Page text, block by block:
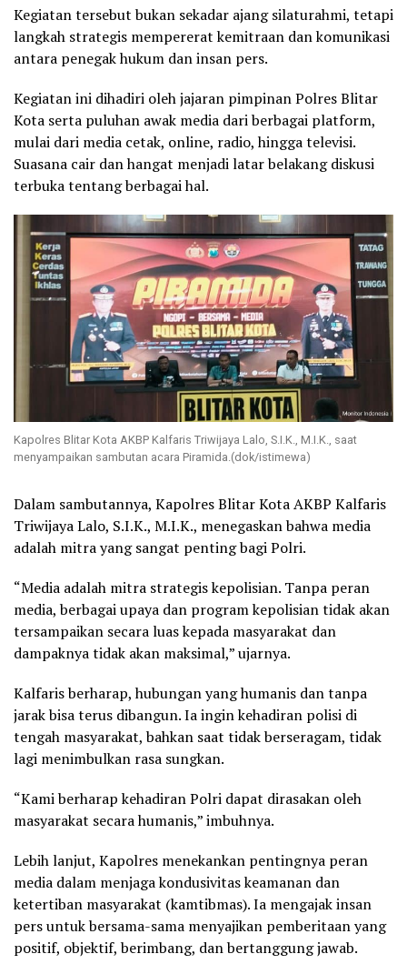
Kegiatan tersebut bukan sekadar ajang silaturahmi, tetapi
langkah strategis mempererat kemitraan dan komunikasi
antara penegak hukum dan insan pers.
Kegiatan ini dihadiri oleh jajaran pimpinan Polres Blitar
Kota serta puluhan awak media dari berbagai platform,
mulai dari media cetak, online, radio, hingga televisi.
Suasana cair dan hangat menjadi latar belakang diskusi
terbuka tentang berbagai hal.
Kapolres Blitar Kota AKBP Kalfaris Triwijaya Lalo, S.I.K., M.I.K., saat
menyampaikan sambutan acara Piramida.(dok/istimewa)
Dalam sambutannya, Kapolres Blitar Kota AKBP Kalfaris
Triwijaya Lalo, S.I.K., M.I.K., menegaskan bahwa media
adalah mitra yang sangat penting bagi Polri.
“Media adalah mitra strategis kepolisian. Tanpa peran
media, berbagai upaya dan program kepolisian tidak akan
tersampaikan secara luas kepada masyarakat dan
dampaknya tidak akan maksimal,” ujarnya.
Kalfaris berharap, hubungan yang humanis dan tanpa
jarak bisa terus dibangun. Ia ingin kehadiran polisi di
tengah masyarakat, bahkan saat tidak berseragam, tidak
lagi menimbulkan rasa sungkan.
“Kami berharap kehadiran Polri dapat dirasakan oleh
masyarakat secara humanis,” imbuhnya.
Lebih lanjut, Kapolres menekankan pentingnya peran
media dalam menjaga kondusivitas keamanan dan
ketertiban masyarakat (kamtibmas). Ia mengajak insan
pers untuk bersama-sama menyajikan pemberitaan yang
positif, objektif, berimbang, dan bertanggung jawab.